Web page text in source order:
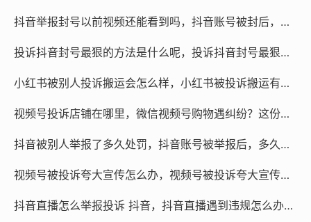
有时候提交举报后迟迟收不到通知,也不代表完全失败，这
往往是因为举报证据不够有力，或者平台审核时认为违规
到无力——自己整理的视频截图、文字描述可能不够专
专业团队协助处理，尤其是在面对恶意骚扰、侵权盗用等
复杂情况时，专业团队能按照平台规则整理出直接触达审
一定要注意甄别，选择有正规资质的团队，别轻信那些“百
分百封号”的夸大承诺。
抖音举报封号以前视频还能看到吗，抖音账号被封后，以前的视频到底去哪了？答案和你想的不一样
投诉抖音封号最狠的方法是什么呢，投诉抖音封号最狠的方法是什么？终极维权指南看这一篇就够了
小红书被别人投诉搬运会怎么样，小红书被投诉搬运有多严重？避坑与自救指南一篇说透
视频号投诉店铺在哪里，微信视频号购物遇纠纷？这份投诉维权指南请收好
抖音被别人举报了多久处罚，抖音账号被举报后，多久会面临处罚？
视频号被投诉夸大宣传怎么办，视频号被投诉夸大宣传怎么办？三招教你快速应对
抖音直播怎么举报投诉 抖音，抖音直播遇到违规怎么办？这份举报投诉指南请收好